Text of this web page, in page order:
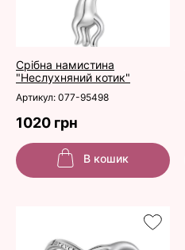
Срібна намистина
"Неслухняний котик"
Артикул: 077-95498
1020 грн
В кошик